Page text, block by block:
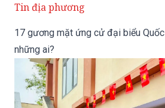
Tin địa phương
17 gương mặt ứng cử đại biểu
những ai?